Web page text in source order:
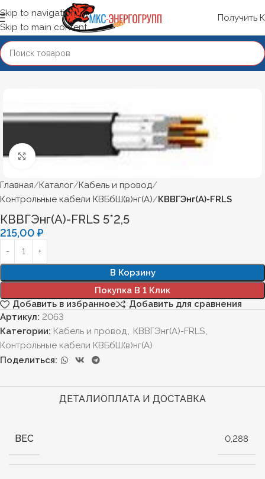
Skip to navigation
Skip to main content
Получить
Нажмите, чтобы увеличить
Главная Каталог
Кабель и провод
Контрольные кабели КВБбШ(в)нг(А)
КВВГЭнг(А)-FRLS
КВВГЭнг(А)-FRLS 5*2,5
215,00 ₽
В Корзину
Покупка В 1 Клик
Добавить в избранное
Добавить для сравнения
Артикул: 2063
Категории: Кабель и провод КВВГЭнг(А)-FRLS
Контрольные кабели КВБбШ(в)нг(А)
Поделиться:
ДЕТАЛИОПЛАТА И ДОСТАВКА
ВЕС 0,288